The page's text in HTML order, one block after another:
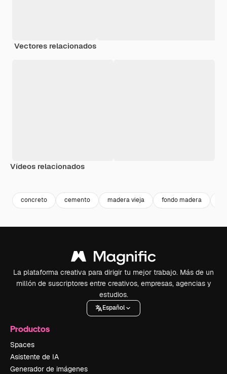
Vectores relacionados
Vídeos relacionados
concreto cemento madera vieja fondo madera
La plataforma creativa para dirigir tu mejor trabajo. Más de un
millón de suscriptores entre creativos, empresas, agencias y
estudios.
Español
Productos
Spaces
Asistente de IA
Generador de imágenes